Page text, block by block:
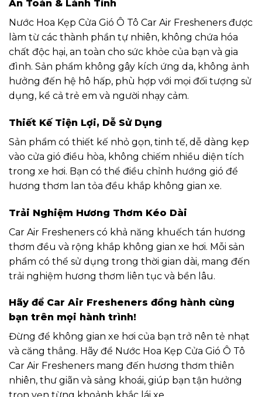
An Toàn & Lành Tính
Nước Hoa Kẹp Cửa Gió Ô Tô Car Air Fresheners được
làm từ các thành phần tự nhiên, không chứa hóa
chất độc hại, an toàn cho sức khỏe của bạn và gia
đình. Sản phẩm không gây kích ứng da, không ảnh
hưởng đến hệ hô hấp, phù hợp với mọi đối tượng sử
dụng, kể cả trẻ em và người nhạy cảm.
Thiết Kế Tiện Lợi, Dễ Sử Dụng
Sản phẩm có thiết kế nhỏ gọn, tinh tế, dễ dàng kẹp
vào cửa gió điều hòa, không chiếm nhiều diện tích
trong xe hơi. Bạn có thể điều chỉnh hướng gió để
hương thơm lan tỏa đều khắp không gian xe.
Trải Nghiệm Hương Thơm Kéo Dài
Car Air Fresheners có khả năng khuếch tán hương
thơm đều và rộng khắp không gian xe hơi. Mỗi sản
phẩm có thể sử dụng trong thời gian dài, mang đến
trải nghiệm hương thơm liên tục và bền lâu.
Hãy để Car Air Fresheners đồng hành cùng
bạn trên mọi hành trình!
Đừng để không gian xe hơi của bạn trở nên tẻ nhạt
và căng thẳng. Hãy để Nước Hoa Kẹp Cửa Gió Ô Tô
Car Air Fresheners mang đến hương thơm thiên
nhiên, thư giãn và sảng khoái, giúp bạn tận hưởng